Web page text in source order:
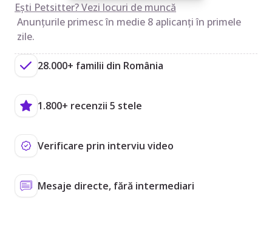
Ești Petsitter? Vezi locuri de muncă
Anunțurile primesc în medie 8 aplicanți în primele
zile.
28.000+ familii din România
1.800+ recenzii 5 stele
Verificare prin interviu video
Mesaje directe, fără intermediari